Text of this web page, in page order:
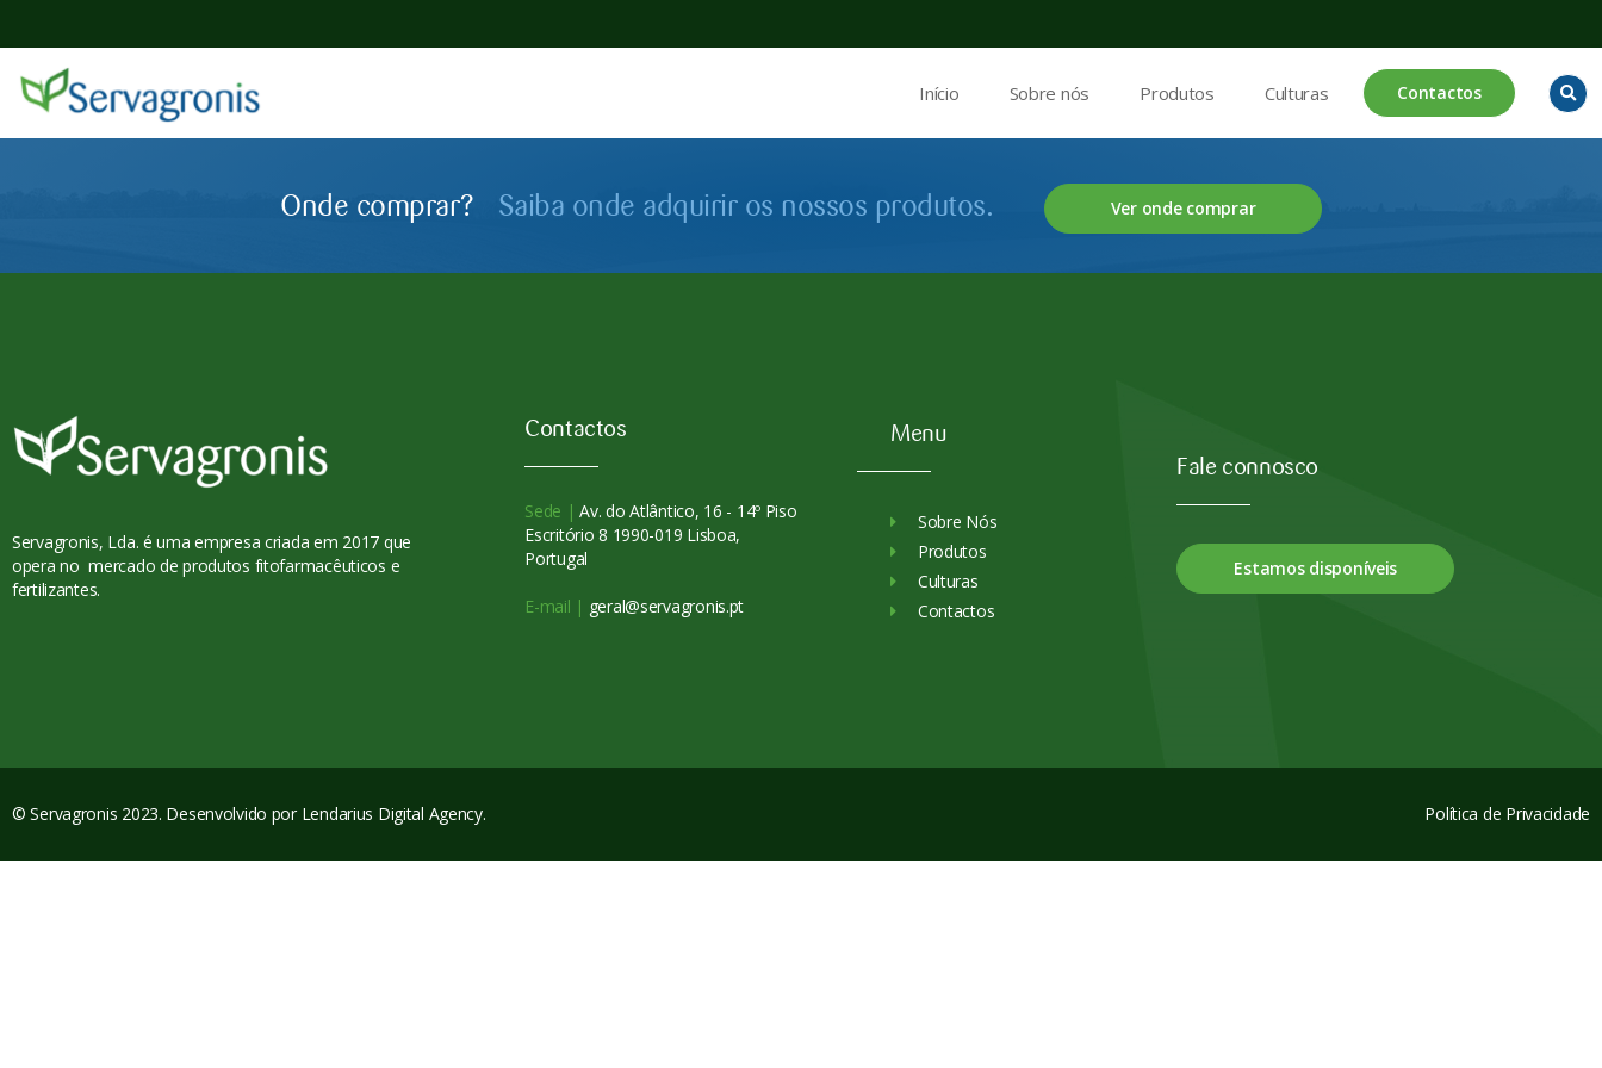
Início Sobre nós Produtos Culturas Contactos
Onde comprar? Saiba onde adquirir os nossos produtos. Ver onde comprar
Servagronis, Lda. é uma empresa criada em 2017 que
opera no mercado de produtos fitofarmacêuticos e
fertilizantes.
Contactos
Sede | Av. do Atlântico, 16 - 14º Piso
Escritório 8 1990-019 Lisboa,
Portugal
E-mail | geral@servagronis.pt
Menu
Sobre Nós
Produtos
Culturas
Contactos
Fale connosco
Estamos disponíveis
© Servagronis 2023. Desenvolvido por Lendarius Digital Agency. Política de Privacidade